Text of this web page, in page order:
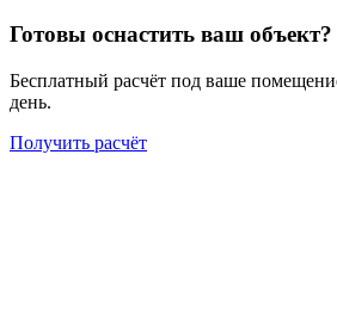
Готовы оснастить ваш объект?
Бесплатный расчёт под ваше
день.
Получить расчёт